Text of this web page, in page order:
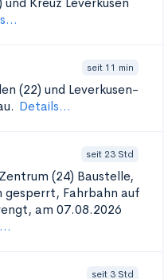
seit 11 min
(22) und Leverkusen-
Details...
seit 23 Std
(24) Baustelle,
Fahrbahn auf
am 07.08.2026
seit 3 Std